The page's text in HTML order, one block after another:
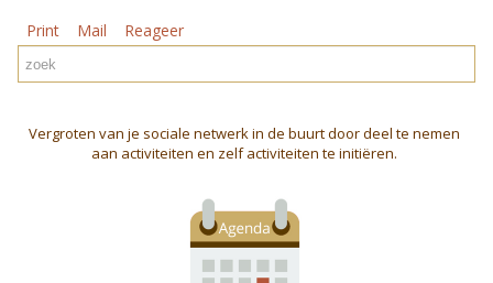
Print Mail Reageer
Vergroten van je sociale netwerk in de buurt door deel te nemen
aan activiteiten en zelf activiteiten te initiëren.